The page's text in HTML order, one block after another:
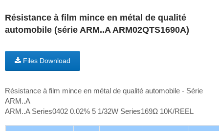
Résistance à film mince en métal de qualité
automobile (série ARM..A ARM02QTS1690A)
Files Download
Résistance à film mince en métal de qualité automobile - Série
ARM..A
ARM..A Series0402 0.02% 5 1/32W Series169Ω 10K/REEL